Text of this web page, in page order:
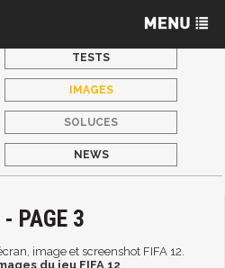
TESTS
IMAGES
SOLUCES
NEWS
PAGE 3
image et screenshot FIFA 12.
du jeu FIFA 12